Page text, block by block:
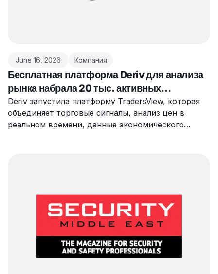
June 16, 2026 Компания
Бесплатная платформа Deriv для анализа
рынка набрала 20 тыс. активных
пользователей за неделю
Deriv запустила платформу TradersView, которая
объединяет торговые сигналы, анализ цен в
реальном времени, данные экономического